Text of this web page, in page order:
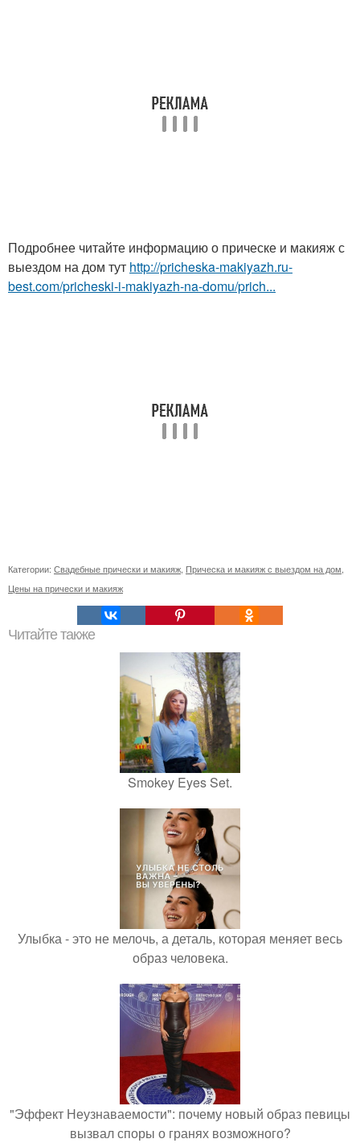
Подробнее читайте информацию о прическе и макияж с
выездом на дом тут http://pricheska-makiyazh.ru-
best.com/pricheski-i-makiyazh-na-domu/prich...
Категории: Свадебные прически и макияж Прическа и макияж с выездом на дом
Цены на прически и макияж
Читайте также
Smokey Eyes Set.
Улыбка - это не мелочь, а деталь, которая меняет весь
образ человека.
"Эффект Неузнаваемости": почему новый образ певицы
вызвал споры о гранях возможного?